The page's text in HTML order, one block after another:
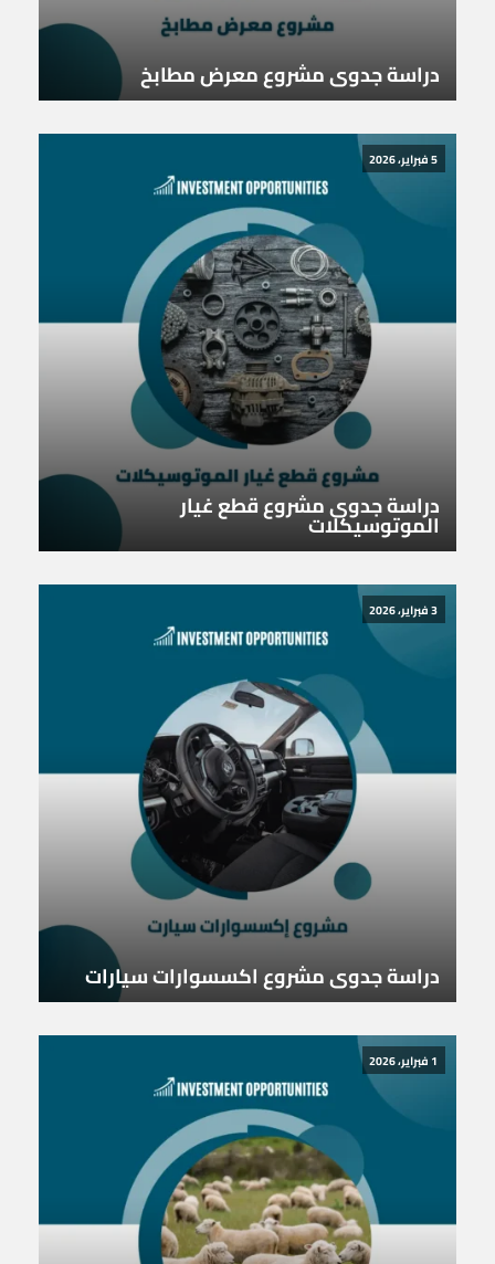
دراسة جدوى مشروع معرض مطابخ
5 فبراير، 2026
دراسة جدوى مشروع قطع غيار
الموتوسيكلات
3 فبراير، 2026
دراسة جدوى مشروع اكسسوارات سيارات
1 فبراير، 2026